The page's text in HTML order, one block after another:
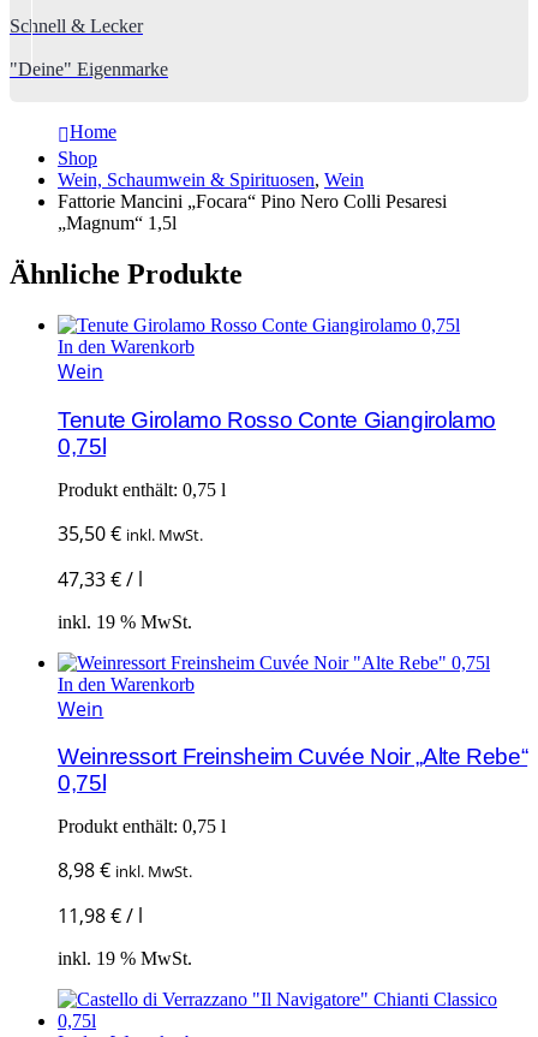
Schnell & Lecker
"Deine" Eigenmarke
Home
Shop
Wein, Schaumwein & Spirituosen, Wein
Fattorie Mancini „Focara“ Pino Nero Colli Pesaresi
„Magnum“ 1,5l
Ähnliche Produkte
In den Warenkorb
Wein
Tenute Girolamo Rosso Conte Giangirolamo
0,75l
Produkt enthält: 0,75 l
35,50€ inkl. MwSt.
47,33€/ l
inkl. 19 % MwSt.
In den Warenkorb
Wein
Weinressort Freinsheim Cuvée Noir „Alte Rebe“
0,75l
Produkt enthält: 0,75 l
8,98€ inkl. MwSt.
11,98€/ l
inkl. 19 % MwSt.